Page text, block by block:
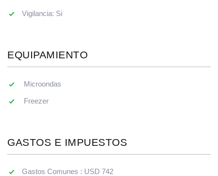
Vigilancia: Si
EQUIPAMIENTO
Microondas
Freezer
GASTOS E IMPUESTOS
Gastos Comunes : USD 742